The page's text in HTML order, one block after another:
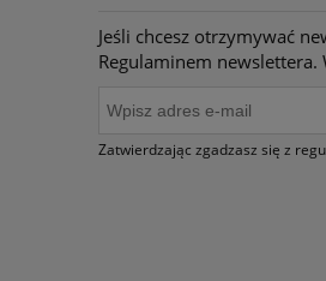
Jeśli chcesz otrzymywać
Regulaminem
Zatwierdzając zgadzasz się z